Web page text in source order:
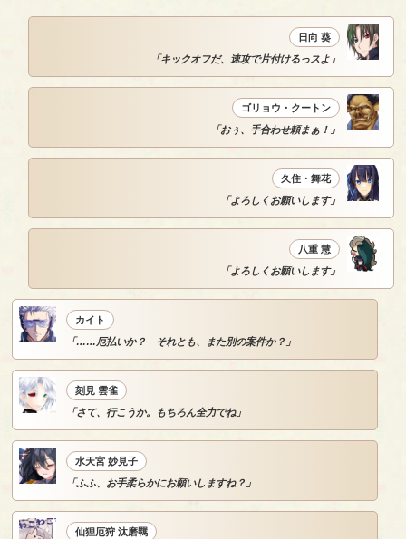
日向 葵
「キックオフだ、速攻で片付けるっスよ」
ゴリョウ・クートン
「おぅ、手合わせ頼まぁ！」
久住・舞花
「よろしくお願いします」
八重 慧
「よろしくお願いします」
カイト
「……厄払いか？ それとも、また別の案件か？」
刻見 雲雀
「さて、行こうか。もちろん全力でね」
水天宮 妙見子
「ふふ、お手柔らかにお願いしますね？」
仙狸厄狩 汰磨羈